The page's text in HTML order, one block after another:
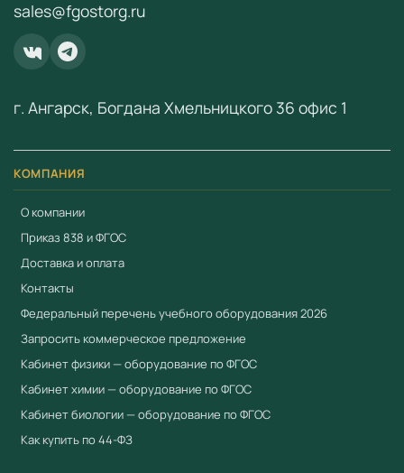
ООО «Учебный Стандарт» — поставщик
образовательного оборудования по ФГОС с 2018 года.
КОМПАНИЯ
О компании
Приказ 838 и ФГОС
Доставка и оплата
Контакты
Федеральный перечень учебного оборудования 2026
Запросить коммерческое предложение
Кабинет физики — оборудование по ФГОС
Кабинет химии — оборудование по ФГОС
Кабинет биологии — оборудование по ФГОС
Как купить по 44-ФЗ
sales@fgostorg.ru
г. Ангарск, Богдана Хмельницкого 36 офис 1